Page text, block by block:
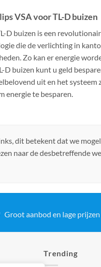
VSA voor TL-D buizen
D buizen is een
die de verlichting in
Zo kan er energie
D buizen kunt u geld
uit en het
energie te besparen.
dit betekent dat we
naar de desbetreffende
Groot aanbod en lage prijzen
Trending